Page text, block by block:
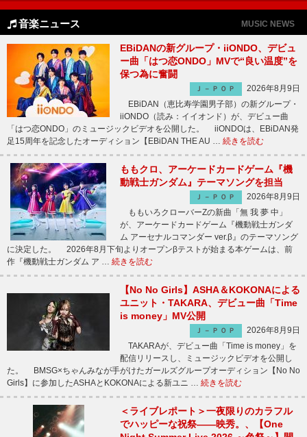
音楽ニュース MUSIC NEWS
EBiDANの新グループ・iiONDO、デビュ
ー曲「はつ恋ONDO」MVで“良い温度”を
保つ為に奮闘
Ｊ－ＰＯＰ
2026年8月9日
EBiDAN（恵比寿学園男子部）の新グループ・
iiONDO（読み：イイオンド）が、デビュー曲
「はつ恋ONDO」のミュージックビデオを公開した。 iiONDOは、EBiDAN発
足15周年を記念したオーディション【EBiDAN THE AU … 続きを読む
ももクロ、アーケードカードゲーム『機
動戦士ガンダム』テーマソングを担当
Ｊ－ＰＯＰ
2026年8月9日
ももいろクローバーZの新曲「無 我 夢 中」
が、アーケードカードゲーム『機動戦士ガンダ
ム アーセナルコマンダー ver.β』のテーマソング
に決定した。 2026年8月下旬よりオープンβテストが始まる本ゲームは、前
作『機動戦士ガンダム ア … 続きを読む
【No No Girls】ASHA＆KOKONAによる
ユニット・TAKARA、デビュー曲「Time
is money」MV公開
Ｊ－ＰＯＰ
2026年8月9日
TAKARAが、デビュー曲「Time is money」を
配信リリースし、ミュージックビデオを公開し
た。 BMSG×ちゃんみなが手がけたガールズグループオーディション【No No
Girls】に参加したASHAとKOKONAによる新ユニ … 続きを読む
＜ライブレポート＞一夜限りのカラフル
でハッピーな祝祭――映秀。、【One